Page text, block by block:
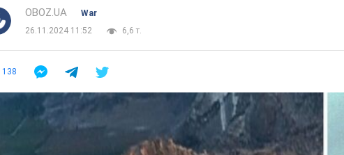
OBOZ.UA
War
26.11.2024 11:52
6,6 т.
138